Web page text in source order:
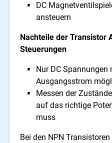
DC
ansteuern
Nachteile der Transistor
Steuerungen
Nur DC Spannungen
Ausgangsstrom
Messen der
auf das richtige
muss
Bei den NPN